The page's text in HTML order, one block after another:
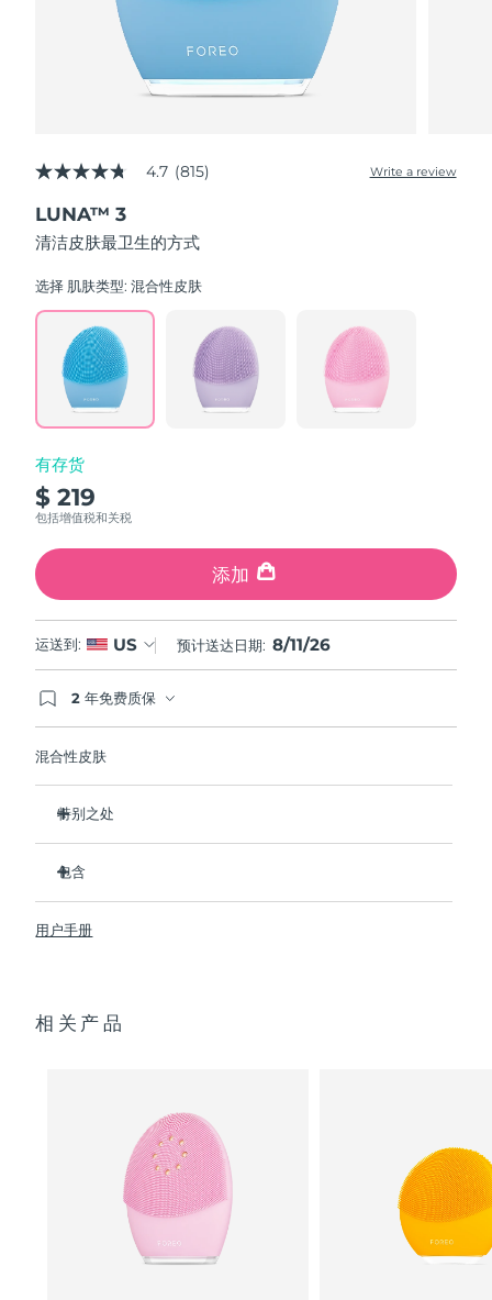
4.7
of
5
stars,
rating
Read
Reviews.
Same
page
link.
4.7 (815) Write a review
LUNA™ 3
清洁皮肤最卫生的方式
选择 肌肤类型:混合性皮肤
有存货
$ 219
包括增值税和关税
添加
运送到: US 预计送达日期: 8/11/26
2 年免费质保
混合性皮肤
特别之处
物。
清除毛孔深处的杂质，减少爆痘的可能。
抚平细纹，帮助放松面部肌肉紧张点。
16档强度，符合人体工程学的轻质设计，智能app护肤。
包含
USB 充电线
通用操作指南
用户手册
相关产品